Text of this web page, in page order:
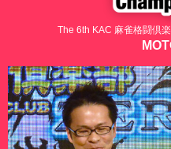
The 6th KAC 麻雀格闘倶